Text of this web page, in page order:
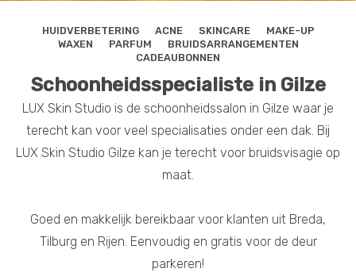
HUIDVERBETERING ACNE SKINCARE
MAKE-UP
WAXEN
PARFUM
BRUIDSARRANGEMENTEN
CADEAUBONNEN
Schoonheidsspecialiste in Gilze
LUX Skin Studio is de schoonheidssalon in Gilze waar je
terecht kan voor veel specialisaties onder een dak. Bij
LUX Skin Studio Gilze kan je terecht voor bruidsvisagie op
maat.
Goed en makkelijk bereikbaar voor klanten uit Breda,
Tilburg en Rijen. Eenvoudig en gratis voor de deur
parkeren!